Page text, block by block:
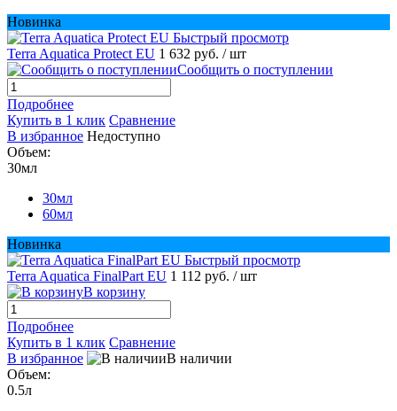
Новинка
Быстрый просмотр
Terra Aquatica Protect EU 1 632 руб. / шт
Сообщить о поступлении
Подробнее
Купить в 1 клик Сравнение
В избранное Недоступно
Объем:
30мл
30мл
60мл
Новинка
Быстрый просмотр
Terra Aquatica FinalPart EU 1 112 руб. / шт
В корзину
Подробнее
Купить в 1 клик Сравнение
В избранное
В наличии
Объем:
0.5л